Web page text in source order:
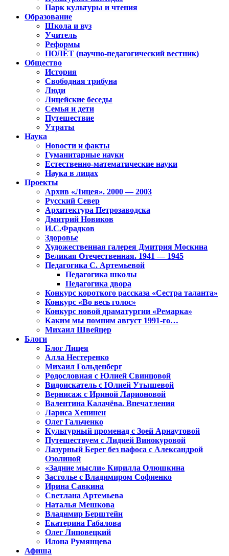
Парк культуры и чтения
Образование
Школа и вуз
Учитель
Реформы
ПОЛЁТ (научно-педагогический вестник)
Общество
История
Свободная трибуна
Люди
Лицейские беседы
Семья и дети
Путешествие
Утраты
Наука
Новости и факты
Гуманитарные науки
Естественно-математические науки
Наука в лицах
Проекты
Архив «Лицея». 2000 — 2003
Русский Север
Архитектура Петрозаводска
Дмитрий Новиков
И.С.Фрадков
Здоровье
Художественная галерея Дмитрия Москина
Великая Отечественная. 1941 — 1945
Педагогика С. Артемьевой
Педагогика школы
Педагогика двора
Конкурс короткого рассказа «Сестра таланта»
Конкурс «Во весь голос»
Конкурс новой драматургии «Ремарка»
Каким мы помним август 1991-го…
Михаил Швейцер
Блоги
Блог Лицея
Алла Нестеренко
Михаил Гольденберг
Родословная с Юлией Свинцовой
Видоискатель с Юлией Утышевой
Вернисаж с Ириной Ларионовой
Валентина Калачёва. Впечатления
Лариса Хенинен
Олег Гальченко
Культурный променад с Зоей Арнаутовой
Путешествуем с Лидией Винокуровой
Лазурный Берег без пафоса с Александрой
Озолиной
«Задние мысли» Кирилла Олюшкина
Застолье с Владимиром Софиенко
Ирина Савкина
Светлана Артемьева
Наталья Мешкова
Владимир Берштейн
Екатерина Габалова
Олег Липовецкий
Илона Румянцева
Афиша